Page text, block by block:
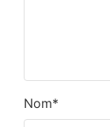
Nom*